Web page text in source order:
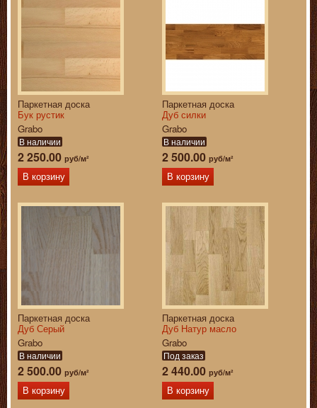
Паркетная доска
Бук рустик
Grabo
В наличии
2 250.00 руб/м²
В корзину
Паркетная доска
Дуб силки
Grabo
В наличии
2 500.00 руб/м²
В корзину
Паркетная доска
Дуб Серый
Grabo
В наличии
2 500.00 руб/м²
В корзину
Паркетная доска
Дуб Натур масло
Grabo
Под заказ
2 440.00 руб/м²
В корзину